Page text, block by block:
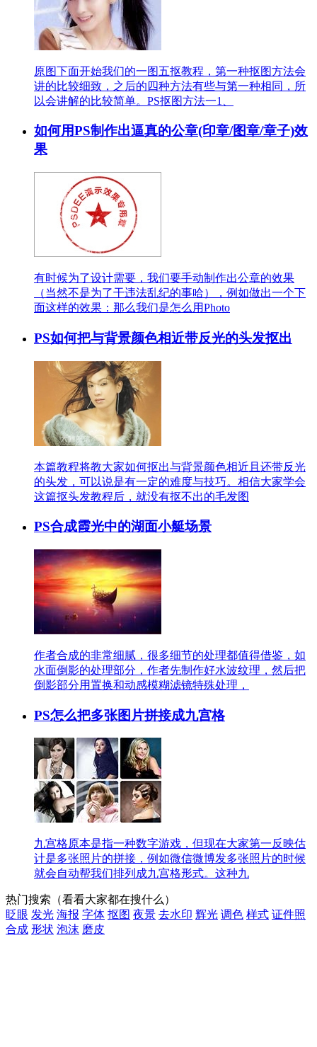
原图下面开始我们的一图五抠教程，第一种抠图方法会
讲的比较细致，之后的四种方法有些与第一种相同，所
以会讲解的比较简单。PS抠图方法一1、
如何用PS制作出逼真的公章(印章/图章/章子)效
果
有时候为了设计需要，我们要手动制作出公章的效果
（当然不是为了干违法乱纪的事哈），例如做出一个下
面这样的效果：那么我们是怎么用Photo
PS如何把与背景颜色相近带反光的头发抠出
本篇教程将教大家如何抠出与背景颜色相近且还带反光
的头发，可以说是有一定的难度与技巧。相信大家学会
这篇抠头发教程后，就没有抠不出的毛发图
PS合成霞光中的湖面小艇场景
作者合成的非常细腻，很多细节的处理都值得借鉴，如
水面倒影的处理部分，作者先制作好水波纹理，然后把
倒影部分用置换和动感模糊滤镜特殊处理，
PS怎么把多张图片拼接成九宫格
九宫格原本是指一种数字游戏，但现在大家第一反映估
计是多张照片的拼接，例如微信微博发多张照片的时候
就会自动帮我们排列成九宫格形式。这种九
热门搜索 （看看大家都在搜什么）
眨眼 发光 海报 字体 抠图 夜景 去水印 辉光 调色 样式 证件照
合成 形状 泡沫 磨皮